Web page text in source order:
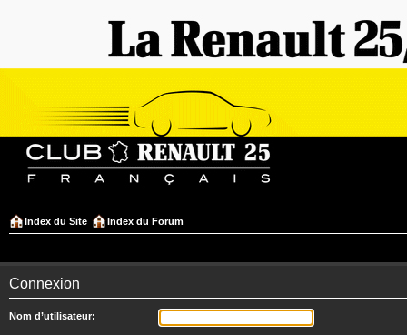
Index du Site Index du Forum
Connexion
Nom d’utilisateur: